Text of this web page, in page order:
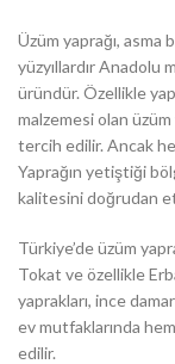
Üzüm yaprağı,
yüzyıllardır Anadolu
üründür. Özellikle
malzemesi olan üzüm
tercih edilir. Ancak
Yaprağın yetiştiği
kalitesini doğrudan
Türkiye’de üzüm
Tokat ve özellikle
yaprakları, ince
ev mutfaklarında
edilir.